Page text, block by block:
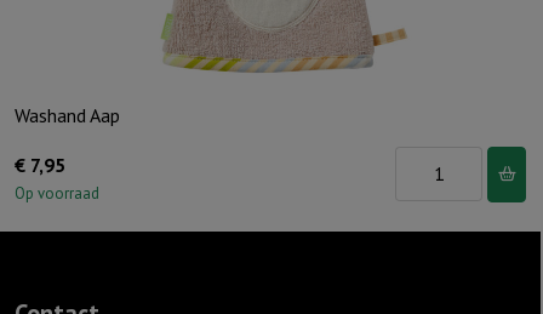
Washand Aap
€ 7,95
Op voorraad
aantal